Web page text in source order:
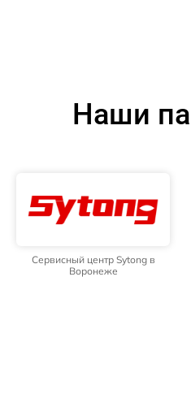
Наши
Сервисный центр Sytong в
Воронеже